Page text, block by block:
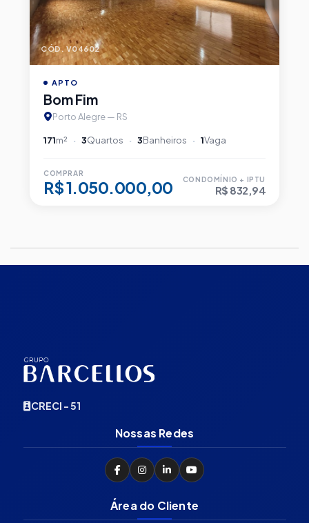
CÓD. V04602
APTO
Bom Fim
Porto Alegre — RS
171m² 3Quartos 3Banheiros 1Vaga
COMPRAR
R$ 1.050.000,00 CONDOMÍNIO + IPTU
R$ 832,94
CRECI - 51
Nossas Redes
Área do Cliente